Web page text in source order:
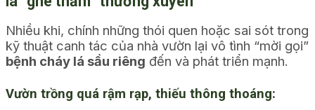
Nhiều khi, chính những thói quen hoặc sai sót trong
kỹ thuật canh tác của nhà vườn lại vô tình “mời gọi”
bệnh cháy lá sầu riêng đến và phát triển mạnh.
Vườn trồng quá rậm rạp, thiếu thông thoáng: